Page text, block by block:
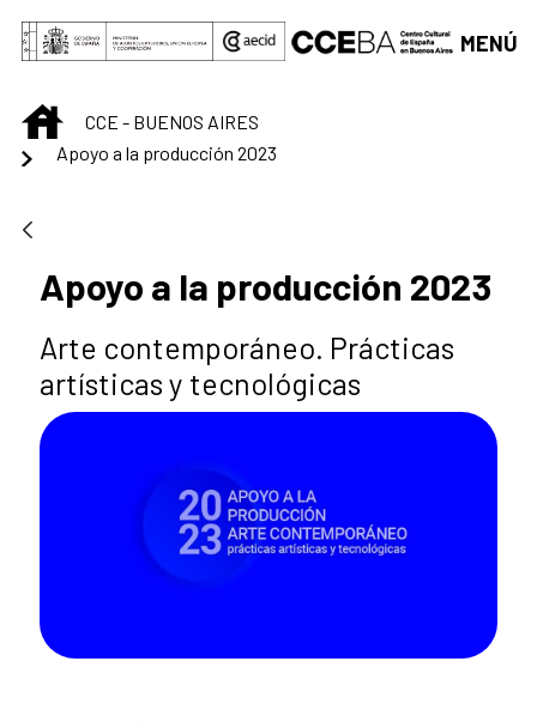
Saltar al contenido principal
MENÚ
INICIOCCE - BUENOS AIRES
Apoyo a la producción 2023
Apoyo a la producción 2023
Arte contemporáneo. Prácticas
artísticas y tecnológicas